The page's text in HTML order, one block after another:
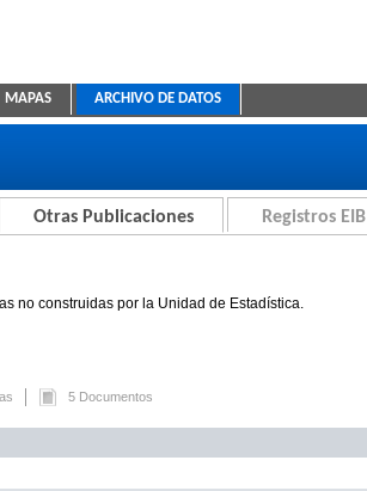
MAPAS ARCHIVO DE DATOS
Otras Publicaciones Registros EIB
no construidas por la Unidad de Estadística.
5 Documentos